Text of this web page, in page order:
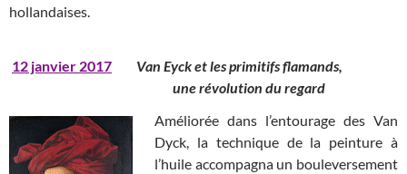
hollandaises.
12 janvier 2017
Van Eyck et les primitifs flamands,
une révolution du regard
Améliorée dans l’entourage des Van
Dyck, la technique de la peinture à
l’huile accompagna un bouleversement